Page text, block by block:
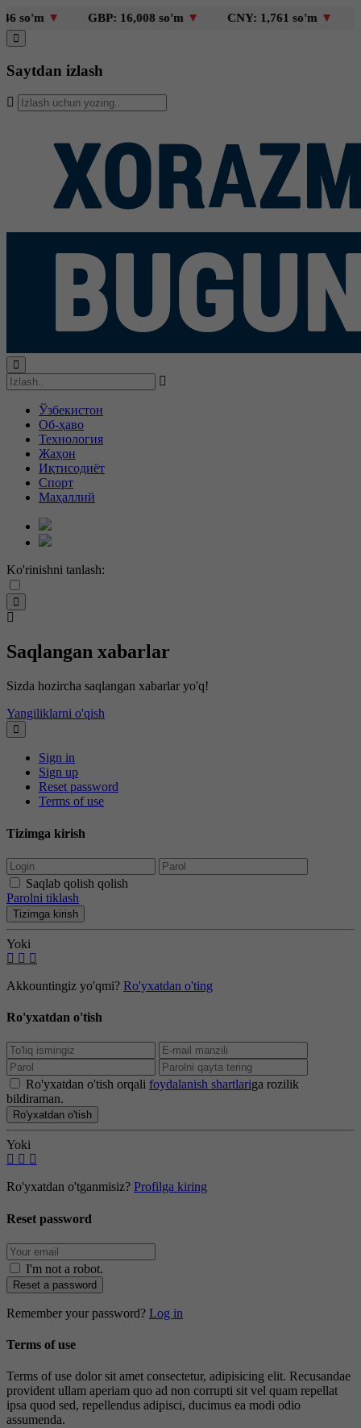
▼ GBP: 16,008 so'm▼ CNY: 1,761 so'm▼
Saytdan izlash
Ўзбекистон
Об-ҳаво
Технология
Жаҳон
Иқтисодиёт
Спорт
Маҳаллий
Ko'rinishni tanlash:
Saqlangan xabarlar
Sizda hozircha saqlangan xabarlar yo'q!
Yangiliklarni o'qish
Sign in
Sign up
Reset password
Terms of use
Tizimga kirish
Saqlab qolish qolish
Parolni tiklash
Tizimga kirish
Yoki
Akkountingiz yo'qmi? Ro'yxatdan o'ting
Ro'yxatdan o'tish
Ro'yxatdan o'tish orqali foydalanish shartlariga rozilik
bildiraman.
Ro'yxatdan o'tish
Yoki
Ro'yxatdan o'tganmisiz? Profilga kiring
Reset password
I'm not a robot.
Reset a password
Remember your password? Log in
Terms of use
Terms of use dolor sit amet consectetur, adipisicing elit. Recusandae
provident ullam aperiam quo ad non corrupti sit vel quam repellat
ipsa quod sed, repellendus adipisci, ducimus ea modi odio
assumenda.